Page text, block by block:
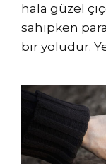
hala güzel
sahipken
bir yoludur.